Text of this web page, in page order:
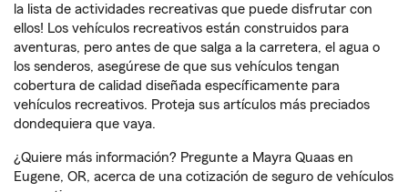
la lista de actividades recreativas que puede disfrutar con
ellos! Los vehículos recreativos están construidos para
aventuras, pero antes de que salga a la carretera, el agua o
los senderos, asegúrese de que sus vehículos tengan
cobertura de calidad diseñada específicamente para
vehículos recreativos. Proteja sus artículos más preciados
dondequiera que vaya.
¿Quiere más información? Pregunte a Mayra Quaas en
Eugene, OR, acerca de una cotización de seguro de vehículos